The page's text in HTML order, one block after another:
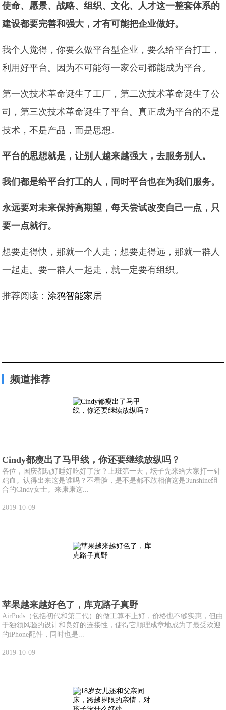
使命、愿景、战略、组织、文化、人才这一整套体系的
建设都要完善和强大，才有可能把企业做好。
我个人觉得，你要么做平台型企业，要么给平台打工，
利用好平台。因为不可能每一家公司都能成为平台。
第一次技术革命诞生了工厂，第二次技术革命诞生了公
司，第三次技术革命诞生了平台。真正成为平台的不是
技术，不是产品，而是思想。
平台的思想就是，让别人越来越强大，去服务别人。
我们都是给平台打工的人，同时平台也在为我们服务。
永远要对未来保持高期望，每天尝试改变自己一点，只
要一点就行。
想要走得快，那就一个人走；想要走得远，那就一群人
一起走。要一群人一起走，就一定要有组织。
推荐阅读：涂鸦智能家居
频道推荐
Cindy都瘦出了马甲线，你还要继续放纵吗？
各位，国庆都玩好睡好吃好了没？上班第一天，坛子先来给大家打一针
鸡血。认得出来这是谁吗？不看脸，是不是都不敢相信这是3unshine组
合的Cindy女士。来康康这...
2019-10-09
苹果越来越好色了，库克路子真野
AirPods（包括初代和第二代）的做工算不上好，价格也不够实惠，但由
于独领风骚的设计和良好的连接性，使得它顺理成章地成为了最受欢迎
的iPhone配件，同时也是...
2019-10-09